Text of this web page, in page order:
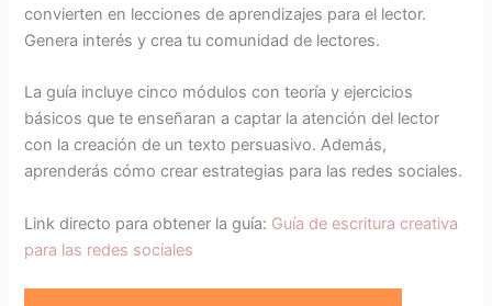
convierten en lecciones de aprendizajes para el lector.
Genera interés y crea tu comunidad de lectores.
La guía incluye cinco módulos con teoría y ejercicios
básicos que te enseñaran a captar la atención del lector
con la creación de un texto persuasivo. Además,
aprenderás cómo crear estrategias para las redes sociales.
Link directo para obtener la guía: Guía de escritura creativa
para las redes sociales